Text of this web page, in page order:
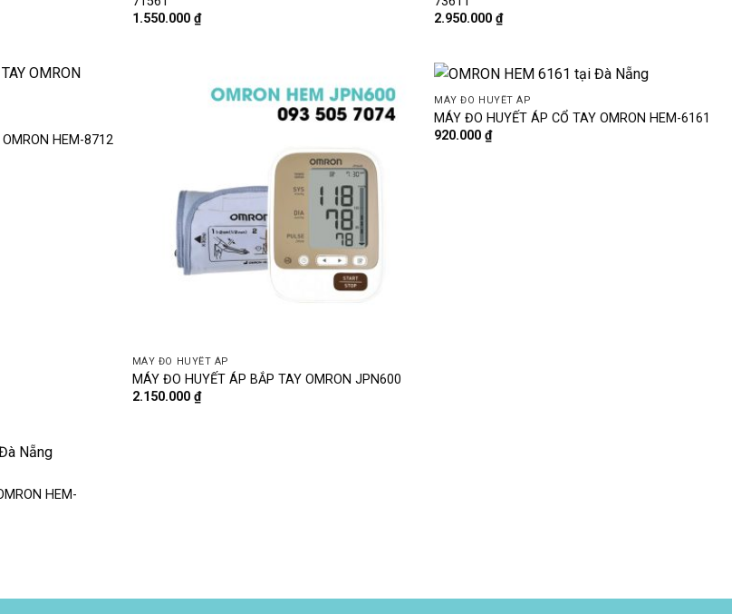
1.550.000 ₫
2.950.000₫
HEM-8712
MÁY ĐO HUYẾT ÁP
MÁY ĐO HUYẾT ÁP BẮP TAY OMRON JPN600
2.150.000 ₫
MÁY ĐO HUYẾT ÁP
MÁY ĐO HUYẾT ÁP CỔ TAY OMRON HEM-6161
920.000₫
HEM-